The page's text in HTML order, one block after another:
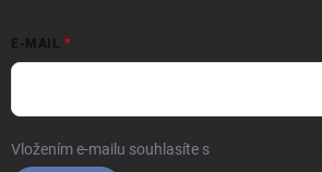
E-MAIL
Vložením e-mailu souhlasíte s